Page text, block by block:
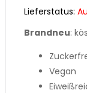
Lieferstatus:
Brandneu:
Vegan